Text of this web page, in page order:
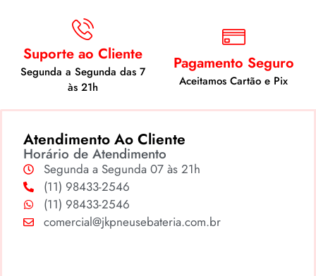
Suporte ao Cliente
Segunda a Segunda das 7
às 21h
Pagamento Seguro
Aceitamos Cartão e Pix
Atendimento Ao Cliente
Horário de Atendimento
Segunda a Segunda 07 às 21h
(11) 98433-2546
(11) 98433-2546
comercial@jkpneusebateria.com.br